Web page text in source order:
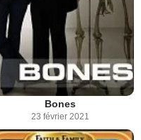
Bones
23 février 2021